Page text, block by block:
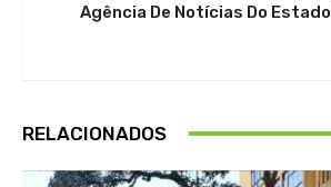
Agência De Notícias Do
RELACIONADOS